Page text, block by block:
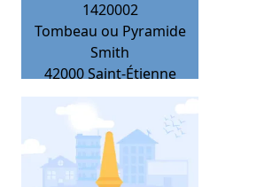
1420002
Tombeau ou Pyramide
Smith
42000 Saint-Étienne